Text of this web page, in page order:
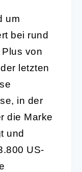
um
bei rund
von
letzten
in der
die Marke
und
US-